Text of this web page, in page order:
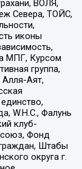
ВОЛЯ,
Севера, ТОЙС,
иконы
МПГ, Курсом
группа,
Аят,
W.H.С., Фалунь
клуб-
Фонд
Штабы
округа г.